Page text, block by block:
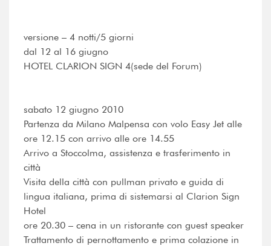
versione – 4 notti/5 giorni
dal 12 al 16 giugno
HOTEL CLARION SIGN 4(sede del Forum)
sabato 12 giugno 2010
Partenza da Milano Malpensa con volo Easy Jet alle
ore 12.15 con arrivo alle ore 14.55
Arrivo a Stoccolma, assistenza e trasferimento in
città
Visita della città con pullman privato e guida di
lingua italiana, prima di sistemarsi al Clarion Sign
Hotel
ore 20.30 – cena in un ristorante con guest speaker
Trattamento di pernottamento e prima colazione in